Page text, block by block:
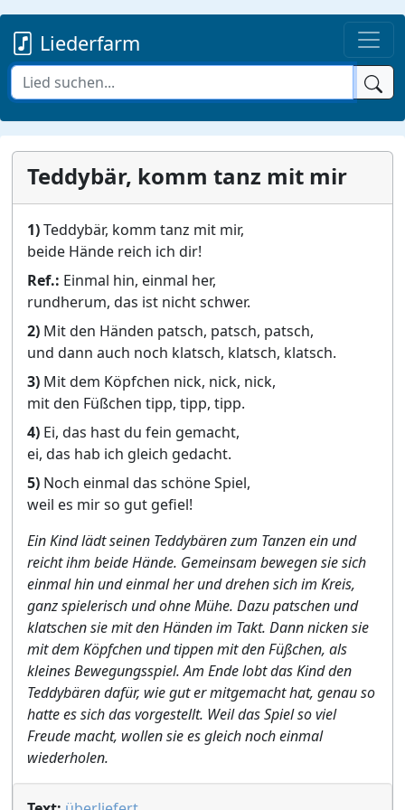
Liederfarm
Teddybär, komm tanz mit mir
1)Teddybär, komm tanz mit mir,
beide Hände reich ich dir!
Ref.: Einmal hin, einmal her,
rundherum, das ist nicht schwer.
2) Mit den Händen patsch, patsch, patsch,
und dann auch noch klatsch, klatsch, klatsch.
3) Mit dem Köpfchen nick, nick, nick,
mit den Füßchen tipp, tipp, tipp.
4) Ei, das hast du fein gemacht,
ei, das hab ich gleich gedacht.
5) Noch einmal das schöne Spiel,
weil es mir so gut gefiel!
Ein Kind lädt seinen Teddybären zum Tanzen ein und
reicht ihm beide Hände. Gemeinsam bewegen sie sich
einmal hin und einmal her und drehen sich im Kreis,
ganz spielerisch und ohne Mühe. Dazu patschen und
klatschen sie mit den Händen im Takt. Dann nicken sie
mit dem Köpfchen und tippen mit den Füßchen, als
kleines Bewegungsspiel. Am Ende lobt das Kind den
Teddybären dafür, wie gut er mitgemacht hat, genau so
hatte es sich das vorgestellt. Weil das Spiel so viel
Freude macht, wollen sie es gleich noch einmal
wiederholen.